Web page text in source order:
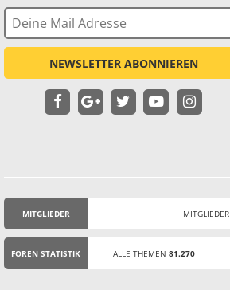
NEWSLETTER ABONNIEREN
MITGLIEDER MITGLIEDER
FOREN STATISTIK ALLE THEMEN 81.270